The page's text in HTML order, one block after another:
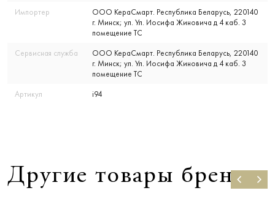
Импортер
ООО КераСмарт. Республика Беларусь, 220140
г. Минск; ул. Ул. Иосифа Жиновича д 4 каб. 3
помещение ТС
Сервисная служба
ООО КераСмарт. Республика Беларусь, 220140
г. Минск; ул. Ул. Иосифа Жиновича д 4 каб. 3
помещение ТС
Артикул i94
Другие товары бренда